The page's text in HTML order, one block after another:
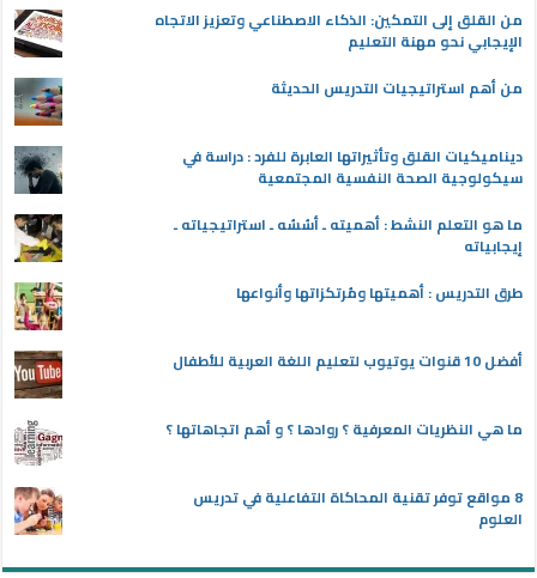
من القلق إلى التمكين: الذكاء الاصطناعي وتعزيز الاتجاه
الإيجابي نحو مهنة التعليم
من أهم استراتيجيات التدريس الحديثة
ديناميكيات القلق وتأثيراتها العابرة للفرد : دراسة في
سيكولوجية الصحة النفسية المجتمعية
ما هو التعلم النشط : أهميته ـ أسُسُه ـ استراتيجياته ـ
إيجابياته
طرق التدريس : أهميتها ومُرتكزاتها وأنواعها
أفضل 10 قنوات يوتيوب لتعليم اللغة العربية للأطفال
ما هي النظريات المعرفية ؟ روادها ؟ و أهم اتجاهاتها ؟
8 مواقع توفر تقنية المحاكاة التفاعلية في تدريس
العلوم